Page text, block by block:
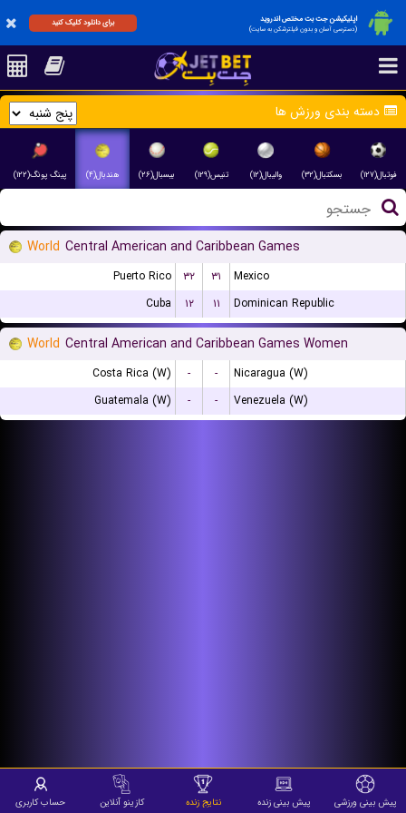
اپلیکیشن جت بت مختص اندروید
(دسترسی آسان و بدون فیلترشکن به سایت)
برای دانلود کلیک کنید
دسته بندی ورزش ها
فوتبال(۱۲۷) بسکتبال(۳۲) والیبال(۱۲) تنیس(۱۲۹) بیسبال(۲۶) هندبال(۴) پینگ پونگ(۱۲۲)
World Central American and Caribbean Games
Puerto Rico ۳۲ ۳۱
Mexico
Cuba
۱۲ ۱۱ Dominican Republic
World Central American and Caribbean Games Women
Costa Rica (W) - -
Nicaragua (W)
Guatemala (W)
- - Venezuela (W)
پیش بینی ورزشی پیش بینی زنده نتایج زنده کازینو آنلاین حساب کاربری